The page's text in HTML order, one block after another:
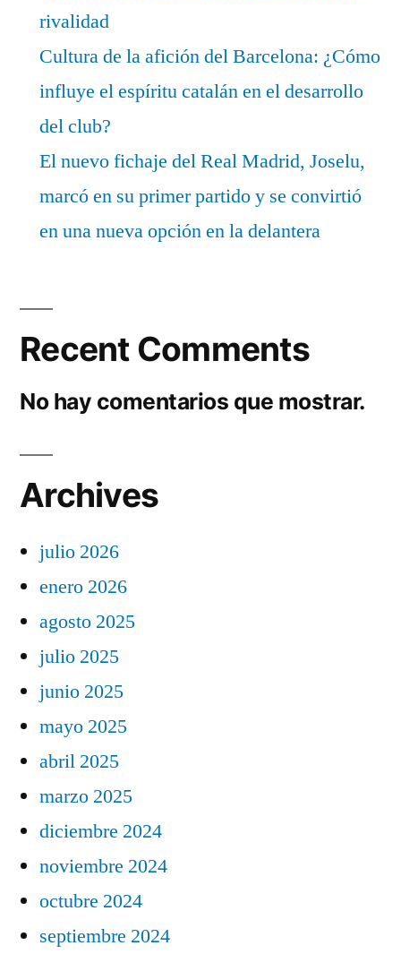
rivalidad
Cultura de la afición del Barcelona: ¿Cómo
influye el espíritu catalán en el desarrollo
del club?
El nuevo fichaje del Real Madrid, Joselu,
marcó en su primer partido y se convirtió
en una nueva opción en la delantera
Recent Comments
No hay comentarios que mostrar.
Archives
julio 2026
enero 2026
agosto 2025
julio 2025
junio 2025
mayo 2025
abril 2025
marzo 2025
diciembre 2024
noviembre 2024
octubre 2024
septiembre 2024